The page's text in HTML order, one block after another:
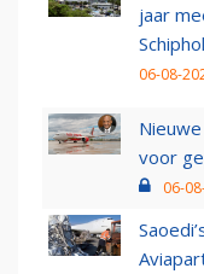
jaar
Schiphol
06-08-
voor
06-